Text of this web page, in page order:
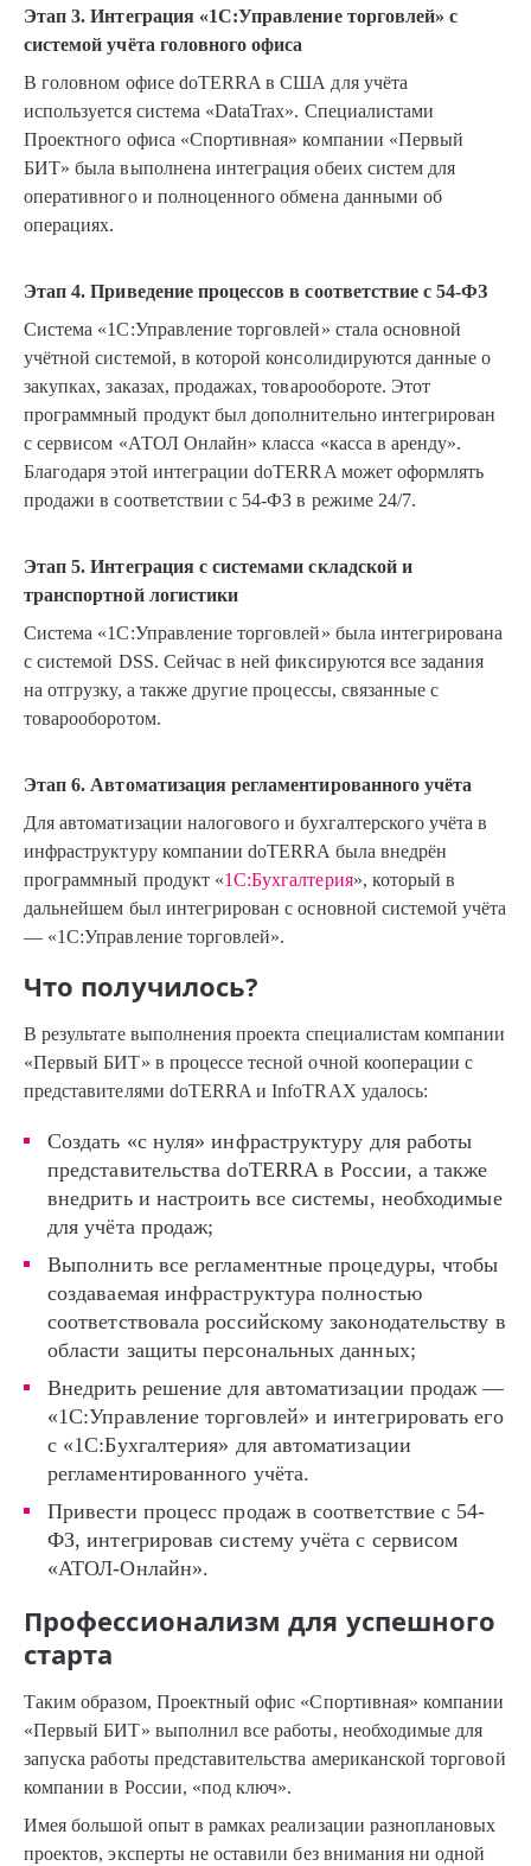
Этап 3. Интеграция «1С:Управление торговлей» с
системой учёта головного офиса
В головном офисе doTERRA в США для учёта
используется система «DataTrax». Специалистами
Проектного офиса «Спортивная» компании «Первый
БИТ» была выполнена интеграция обеих систем для
оперативного и полноценного обмена данными об
операциях.
Этап 4. Приведение процессов в соответствие с 54-ФЗ
Система «1С:Управление торговлей» стала основной
учётной системой, в которой консолидируются данные о
закупках, заказах, продажах, товарообороте. Этот
программный продукт был дополнительно интегрирован
с сервисом «АТОЛ Онлайн» класса «касса в аренду».
Благодаря этой интеграции doTERRA может оформлять
продажи в соответствии с 54-ФЗ в режиме 24/7.
Этап 5. Интеграция с системами складской и
транспортной логистики
Система «1С:Управление торговлей» была интегрирована
с системой DSS. Сейчас в ней фиксируются все задания
на отгрузку, а также другие процессы, связанные с
товарооборотом.
Этап 6. Автоматизация регламентированного учёта
Для автоматизации налогового и бухгалтерского учёта в
инфраструктуру компании doTERRA была внедрён
программный продукт «1С:Бухгалтерия», который в
дальнейшем был интегрирован с основной системой учёта
— «1С:Управление торговлей».
Что получилось?
В результате выполнения проекта специалистам компании
«Первый БИТ» в процессе тесной очной кооперации с
представителями doTERRA и InfoTRAX удалось:
Cоздать «с нуля» инфраструктуру для работы
представительства doTERRA в России, а также
внедрить и настроить все системы, необходимые
для учёта продаж;
Выполнить все регламентные процедуры, чтобы
создаваемая инфраструктура полностью
соответствовала российскому законодательству в
области защиты персональных данных;
Внедрить решение для автоматизации продаж —
«1С:Управление торговлей» и интегрировать его
с «1С:Бухгалтерия» для автоматизации
регламентированного учёта.
Привести процесс продаж в соответствие с 54-
ФЗ, интегрировав систему учёта с сервисом
«АТОЛ-Онлайн».
Профессионализм для успешного
старта
Таким образом, Проектный офис «Спортивная» компании
«Первый БИТ» выполнил все работы, необходимые для
запуска работы представительства американской торговой
компании в России, «под ключ».
Имея большой опыт в рамках реализации разноплановых
проектов, эксперты не оставили без внимания ни одной